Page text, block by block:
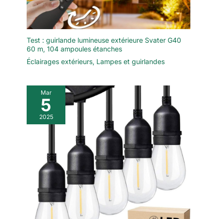
Test : guirlande lumineuse extérieure Svater G40
60 m, 104 ampoules étanches
Éclairages extérieurs, Lampes et guirlandes
Mar
5
2025